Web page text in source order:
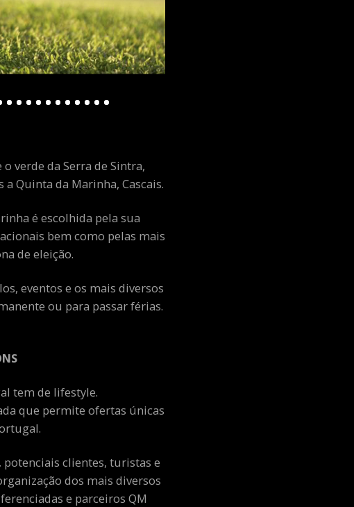
verde da Serra de Sintra,
Quinta da Marinha, Cascais.
é escolhida pela sua
bem como pelas mais
de eleição.
eventos e os mais diversos
ou para passar férias.
tem de lifestyle.
que permite ofertas únicas
potenciais clientes, turistas e
dos mais diversos
e parceiros QM